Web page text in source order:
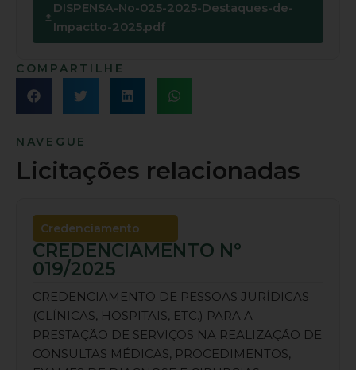
DISPENSA-No-025-2025-Destaques-de-
Impactto-2025.pdf
COMPARTILHE
NAVEGUE
Licitações relacionadas
Credenciamento
CREDENCIAMENTO Nº
019/2025
CREDENCIAMENTO DE PESSOAS JURÍDICAS
(CLÍNICAS, HOSPITAIS, ETC.) PARA A
PRESTAÇÃO DE SERVIÇOS NA REALIZAÇÃO DE
CONSULTAS MÉDICAS, PROCEDIMENTOS,